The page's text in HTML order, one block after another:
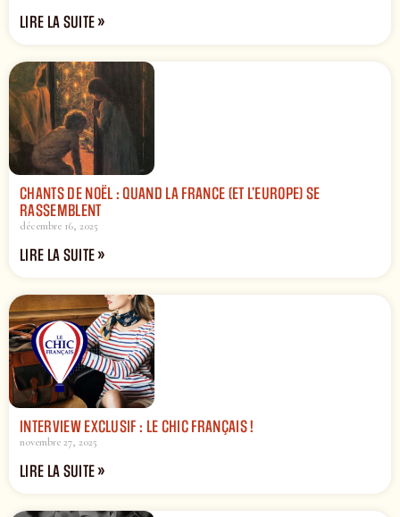
LIRE LA SUITE »
CHANTS DE NOËL : QUAND LA FRANCE (ET L’EUROPE) SE
RASSEMBLENT
décembre 16, 2025
LIRE LA SUITE »
INTERVIEW EXCLUSIF : LE CHIC FRANÇAIS !
novembre 27, 2025
LIRE LA SUITE »